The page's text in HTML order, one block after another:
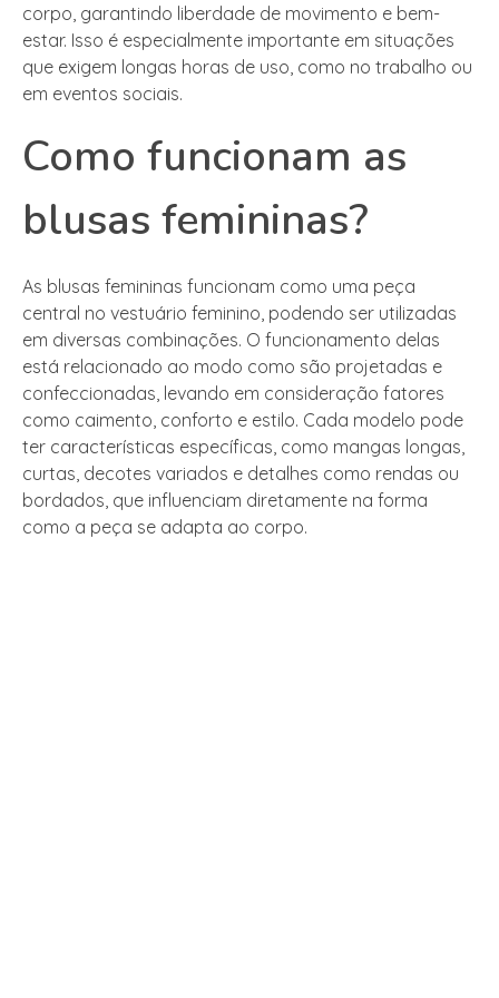
corpo, garantindo liberdade de movimento e bem-
estar. Isso é especialmente importante em situações
que exigem longas horas de uso, como no trabalho ou
em eventos sociais.
Como funcionam as
blusas femininas?
As blusas femininas funcionam como uma peça
central no vestuário feminino, podendo ser utilizadas
em diversas combinações. O funcionamento delas
está relacionado ao modo como são projetadas e
confeccionadas, levando em consideração fatores
como caimento, conforto e estilo. Cada modelo pode
ter características específicas, como mangas longas,
curtas, decotes variados e detalhes como rendas ou
bordados, que influenciam diretamente na forma
como a peça se adapta ao corpo.